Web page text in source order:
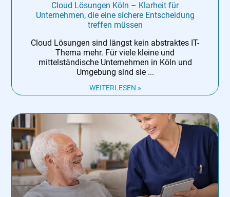
Cloud Lösungen Köln – Klarheit für
Unternehmen, die eine sichere Entscheidung
treffen müssen
Cloud Lösungen sind längst kein abstraktes IT-
Thema mehr. Für viele kleine und
mittelständische Unternehmen in Köln und
Umgebung sind sie
WEITERLESEN »